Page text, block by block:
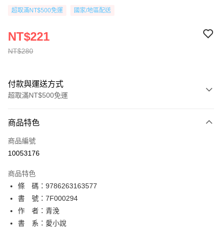
超取滿NT$500免運 國家/地區配送
NT$280
NT$221
付款與運送方式
超取滿NT$500免運
信用卡一次付款
超商取貨付款
相關說明
【關於「AFTEE先享後付」】
AFTEE先享後付是「在收到商品之後才付款」的支付方式。 讓您購物簡單
便利好安心！
１．簡單：不需註冊會員、不需綁卡、不需儲值。
２．便利：只要手機號碼，簡訊認證，即可結帳。
ATM付款
運送方式
商品特色
商品編號
10053176
商品特色
條 碼：9786263163577
書 號：7F000294
作 者：青浼
書 系：愛小說